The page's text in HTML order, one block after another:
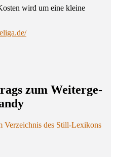
wird um eine kleine
zum Wei­ter­ge­